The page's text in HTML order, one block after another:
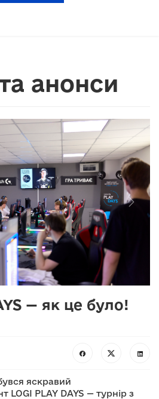
анонси
Next
— як це було!
яскравий
LOGI PLAY DAYS — турнір з